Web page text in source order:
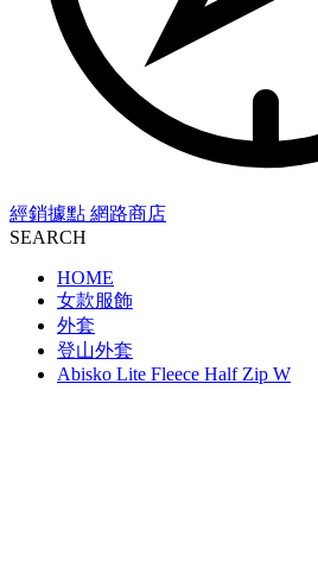
經銷據點 網路商店
SEARCH
HOME
女款服飾
外套
登山外套
Abisko Lite Fleece Half Zip W